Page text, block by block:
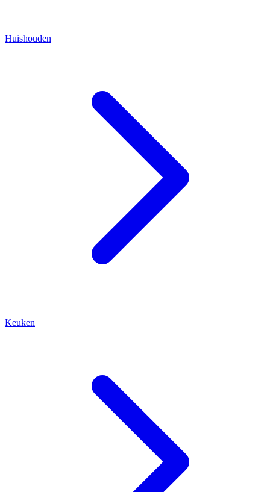
Huishouden
Keuken